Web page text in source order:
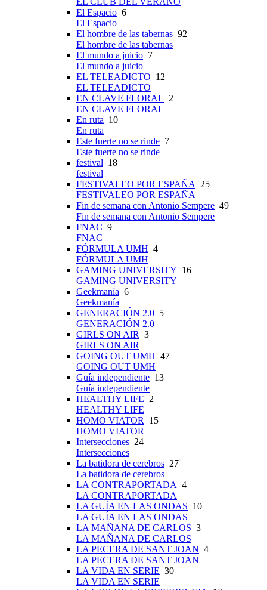
El Espacio 6
El Espacio
El hombre de las tabernas 92
El hombre de las tabernas
El mundo a juicio 7
El mundo a juicio
EL TELEADICTO 12
EL TELEADICTO
EN CLAVE FLORAL 2
EN CLAVE FLORAL
En ruta 10
En ruta
Este fuerte no se rinde 7
Este fuerte no se rinde
festival 18
festival
FESTIVALEO POR ESPAÑA
25
FESTIVALEO POR ESPAÑA
Fin de semana con Antonio Sempere 49
Fin de semana con Antonio Sempere
FNAC 9
FNAC
FÓRMULA UMH 4
FÓRMULA UMH
GAMING UNIVERSITY 16
GAMING UNIVERSITY
Geekmanía 6
Geekmanía
GENERACIÓN 2.0 5
GENERACIÓN 2.0
GIRLS ON AIR 3
GIRLS ON AIR
GOING OUT UMH 47
GOING OUT UMH
Guía independiente 13
Guía independiente
HEALTHY LIFE 2
HEALTHY LIFE
HOMO VIATOR
15
HOMO VIATOR
Intersecciones 24
Intersecciones
La batidora de cerebros 27
La batidora de cerebros
LA CONTRAPORTADA 4
LA CONTRAPORTADA
LA GUÍA EN LAS ONDAS 10
LA GUÍA EN LAS ONDAS
LA MAÑANA DE CARLOS 3
LA MAÑANA DE CARLOS
LA PECERA DE SANT JOAN 4
LA PECERA DE SANT JOAN
LA VIDA EN SERIE 30
LA VIDA EN SERIE